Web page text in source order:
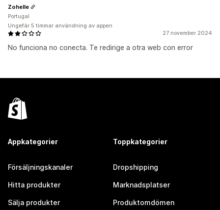
27 november 2024
No funciona no conecta. Te redirige a otra web con error
Zohelle
Portugal
Ungefär 5 timmar användning av appen
Appkategorier
Försäljningskanaler
Hitta produkter
Sälja produkter
Toppkategorier
Dropshipping
Marknadsplatser
Produktomdömen